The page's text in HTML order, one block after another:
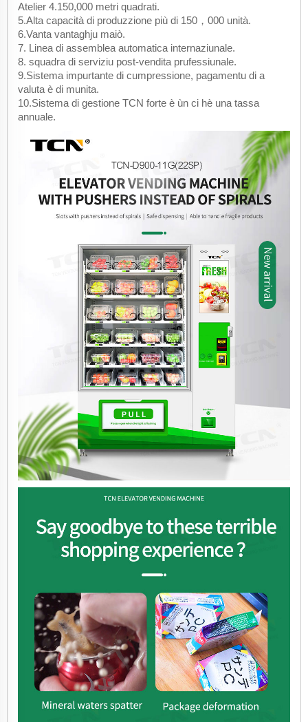
Atelier 4.150,000 metri quadrati.
5.Alta capacità di produzzione più di 150，000 unità.
6.Vanta vantaghju maiò.
7. Linea di assemblea automatica internaziunale.
8. squadra di serviziu post-vendita prufessiunale.
9.Sistema impurtante di cumpressione, pagamentu di a
valuta è di munita.
10.Sistema di gestione TCN forte è ùn ci hè una tassa
annuale.